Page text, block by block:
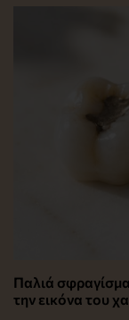
Παλιά
την εικόνα του